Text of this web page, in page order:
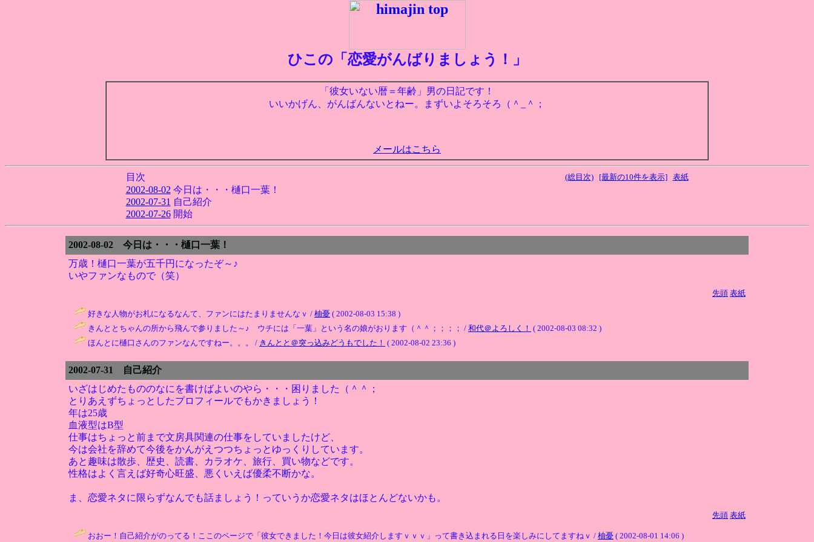
ひこの「恋愛がんばりましょう！」
「彼女いない暦＝年齢」男の日記です！
いいかげん、がんばんないとねー。まずいよそろそろ（＾_＾；
メールはこちら
目次 (総目次) [最新の10件を表示] 表紙
2002-08-02 今日は・・・樋口一葉！
2002-07-31 自己紹介
2002-07-26開始
2002-08-02 今日は・・・樋口一葉！
万歳！樋口一葉が五千円になったぞ～♪
いやファンなもので（笑）
先頭 表紙
好きな人物がお札になるなんて、ファンにはたまりませんなｖ / 柚憂 ( 2002-08-03 15:38 )
きんととちゃんの所から飛んで参りました～♪ ウチには「一葉」という名の娘がおります（＾＾；；；； / 和代＠よろしく！ ( 2002-08-03 08:32 )
ほんとに樋口さんのファンなんですねー。。。 / きんとと＠突っ込みどうもでした！ ( 2002-08-02 23:36 )
2002-07-31 自己紹介
いざはじめたもののなにを書けばよいのやら・・・困りました（＾＾；
とりあえずちょっとしたプロフィールでもかきましょう！
年は25歳
血液型はB型
仕事はちょっと前まで文房具関連の仕事をしていましたけど、
今は会社を辞めて今後をかんがえつつちょっとゆっくりしています。
あと趣味は散歩、歴史、読書、カラオケ、旅行、買い物などです。
性格はよく言えば好奇心旺盛、悪くいえば優柔不断かな。
ま、恋愛ネタに限らずなんでも話ましょう！っていうか恋愛ネタはほとんどないかも。
先頭 表紙
おおー！自己紹介がのってる！ここのページで「彼女できました！今日は彼女紹介しますｖｖｖ」って書き込まれる日を楽しみにしてますねｖ / 柚憂 ( 2002-08-01 14:06 )